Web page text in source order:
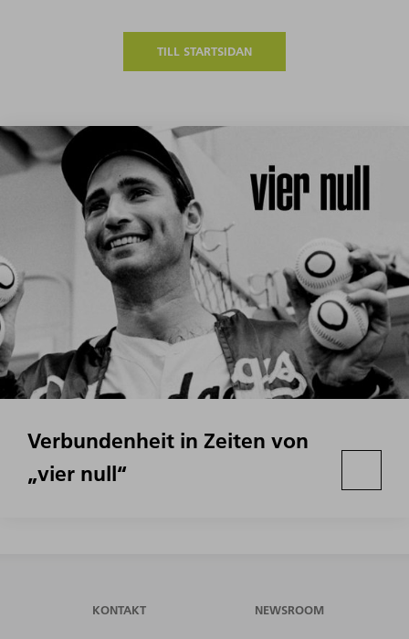
TILL STARTSIDAN
Verbundenheit in Zeiten von
„vier null“
KONTAKT NEWSROOM